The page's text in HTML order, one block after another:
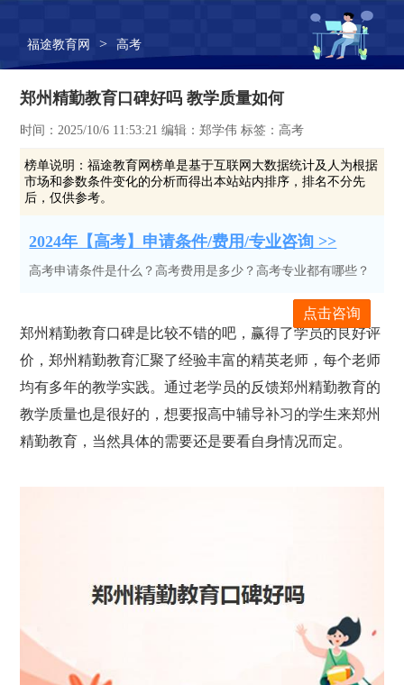
福途教育网 > 高考
郑州精勤教育口碑好吗 教学质量如何
时间：2025/10/6 11:53:21 编辑：郑学伟 标签：高考
榜单说明：福途教育网榜单是基于互联网大数据统计及人为根据
市场和参数条件变化的分析而得出本站站内排序，排名不分先
后，仅供参考。
2024年【高考】申请条件/费用/专业咨询 >>
高考申请条件是什么？高考费用是多少？高考专业都有哪些？
点击咨询
郑州精勤教育口碑是比较不错的吧，赢得了学员的良好评
价，郑州精勤教育汇聚了经验丰富的精英老师，每个老师
均有多年的教学实践。通过老学员的反馈郑州精勤教育的
教学质量也是很好的，想要报高中辅导补习的学生来郑州
精勤教育，当然具体的需要还是要看自身情况而定。